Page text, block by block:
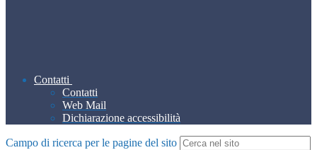
Contatti
Contatti
Web Mail
Dichiarazione accessibilità
Campo di ricerca per le pagine del sito